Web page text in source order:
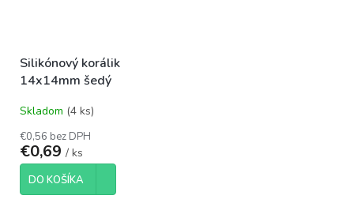
Silikónový korálik
14x14mm šedý
Skladom (4 ks)
€0,56 bez DPH
€0,69 / ks
DO KOŠÍKA